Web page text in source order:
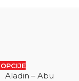
Aladin – Abu